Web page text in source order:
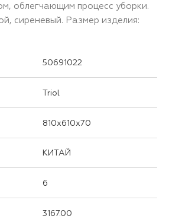
облегчающим процесс уборки.
сиреневый. Размер изделия:
50691022
Triol
810x610x70
КИТАЙ
6
3167.00